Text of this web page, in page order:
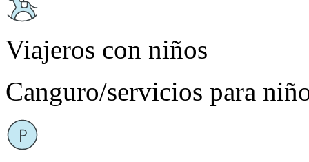
Viajeros con niños
Canguro/servicios para